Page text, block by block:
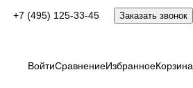
+7 (495) 125-33-45 Заказать звонок
ВойтиСравнениеИзбранноеКорзина